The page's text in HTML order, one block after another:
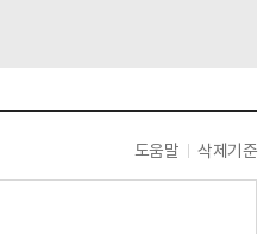
도움말 삭제기준